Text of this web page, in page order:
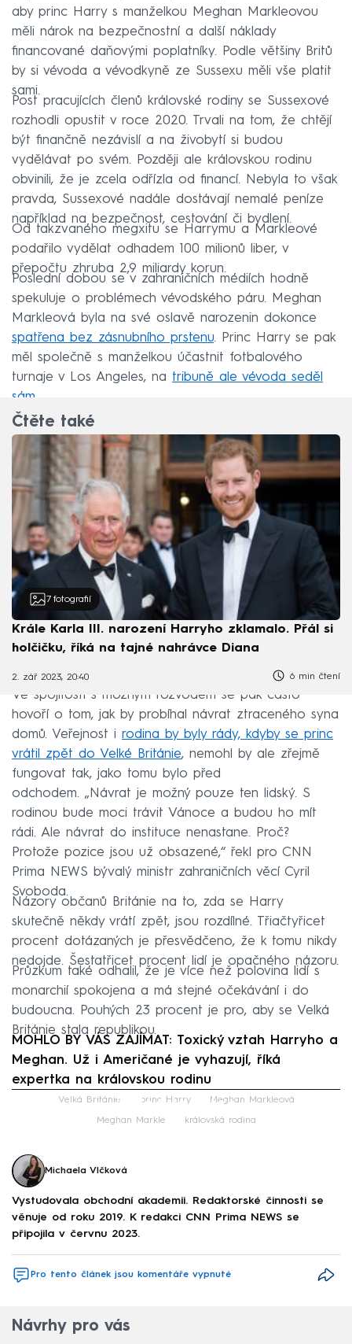
aby princ Harry s manželkou Meghan Markleovou
měli nárok na bezpečnostní a další náklady
financované daňovými poplatníky. Podle většiny Britů
by si vévoda a vévodkyně ze Sussexu měli vše platit
sami.
Post pracujících členů královské rodiny se Sussexové
rozhodli opustit v roce 2020. Trvali na tom, že chtějí
být finančně nezávislí a na živobytí si budou
vydělávat po svém. Později ale královskou rodinu
obvinili, že je zcela odřízla od financí. Nebyla to však
pravda, Sussexové nadále dostávají nemalé peníze
například na bezpečnost, cestování či bydlení.
Od takzvaného megxitu se Harrymu a Markleové
podařilo vydělat odhadem 100 milionů liber, v
přepočtu zhruba 2,9 miliardy korun.
Poslední dobou se v zahraničních médiích hodně
spekuluje o problémech vévodského páru. Meghan
Markleová byla na své oslavě narozenin dokonce
spatřena bez zásnubního prstenu. Princ Harry se pak
měl společně s manželkou účastnit fotbalového
turnaje v Los Angeles, na tribuně ale vévoda seděl
sám
Čtěte také
7 fotografií
Krále Karla III. narození Harryho zklamalo. Přál si
holčičku, říká na tajné nahrávce Diana
2. zář 2023, 20:40 6 min čtení
Ve spojitosti s možným rozvodem se pak často
hovoří o tom, jak by probíhal návrat ztraceného syna
domů. Veřejnost i rodina by byly rády, kdyby se princ
vrátil zpět do Velké Británie, nemohl by ale zřejmě
fungovat tak, jako tomu bylo před
odchodem. „Návrat je možný pouze ten lidský. S
rodinou bude moci trávit Vánoce a budou ho mít
rádi. Ale návrat do instituce nenastane. Proč?
Protože pozice jsou už obsazené,“ řekl pro CNN
Prima NEWS bývalý ministr zahraničních věcí Cyril
Svoboda.
Názory občanů Británie na to, zda se Harry
skutečně někdy vrátí zpět, jsou rozdílné. Třiačtyřicet
procent dotázaných je přesvědčeno, že k tomu nikdy
nedojde. Šestatřicet procent lidí je opačného názoru.
Průzkum také odhalil, že je více než polovina lidí s
monarchií spokojena a má stejné očekávání i do
budoucna. Pouhých 23 procent je pro, aby se Velká
Británie stala republikou.
MOHLO BY VÁS ZAJÍMAT: Toxický vztah Harryho a
Meghan. Už i Američané je vyhazují, říká
expertka na královskou rodinu
Failed to fetch
Velká Británie princ Harry Meghan Markleová
Meghan Markle královská rodina
Michaela Vlčková
Vystudovala obchodní akademii. Redaktorské činnosti se
věnuje od roku 2019. K redakci CNN Prima NEWS se
připojila v červnu 2023.
Pro tento článek jsou komentáře vypnuté
Návrhy pro vás